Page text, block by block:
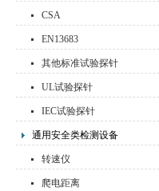
CSA
EN13683
其他标准试验探针
UL试验探针
IEC试验探针
通用安全类检测设备
转速仪
爬电距离